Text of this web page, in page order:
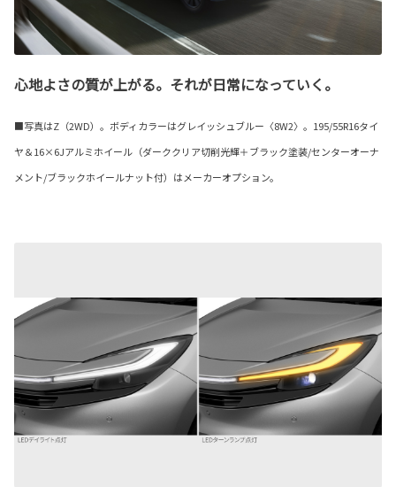
心地よさの質が上がる。それが日常になっていく。
■写真はZ（2WD）。ボディカラーはグレイッシュブルー〈8W2〉。195/55R16タイ
ヤ＆16×6Jアルミホイール（ダーククリア切削光輝＋ブラック塗装/センターオーナ
メント/ブラックホイールナット付）はメーカーオプション。